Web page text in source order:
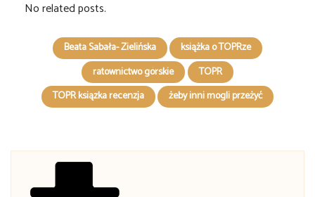
No related posts.
Beata Sabała- Zielińska
książka o TOPRze
ratownictwo górskie
TOPR
TOPR ksiązka recenzja
żeby inni mogli przeżyć